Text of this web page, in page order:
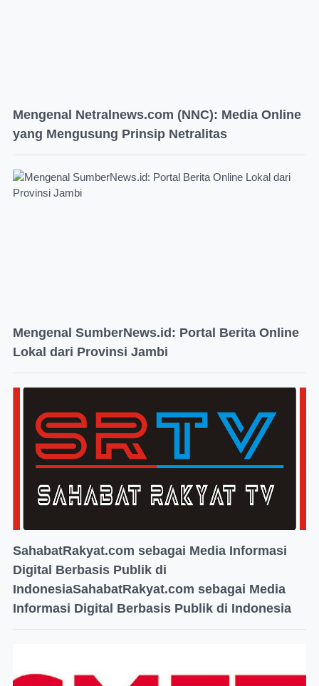
Mengenal Netralnews.com (NNC): Media Online
yang Mengusung Prinsip Netralitas
Mengenal SumberNews.id: Portal Berita Online
Lokal dari Provinsi Jambi
SahabatRakyat.com sebagai Media Informasi
Digital Berbasis Publik di
IndonesiaSahabatRakyat.com sebagai Media
Informasi Digital Berbasis Publik di Indonesia